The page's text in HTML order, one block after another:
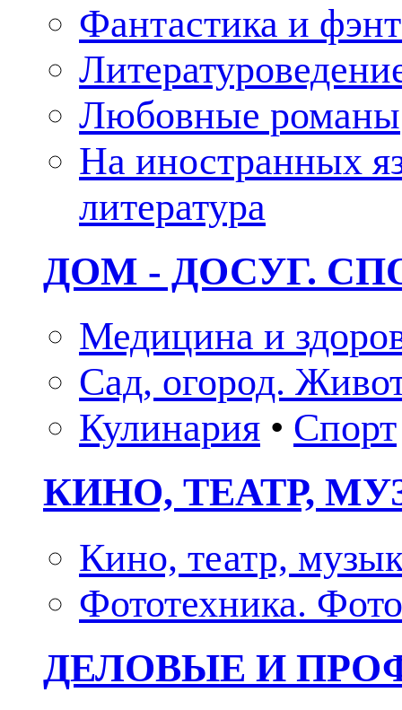
Фантастика и
Любовные романы
На иностранных
литература
ДОМ - ДОСУГ.
Медицина и
Сад, огород.
Кулинария • Спорт
КИНО, ТЕАТР,
Кино, театр,
Фототехника.
ДЕЛОВЫЕ И